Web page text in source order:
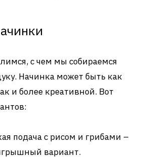
с чем мы собираемся
Начинка может быть как
и более креативной. Вот
подача с рисом и грибами –
вариант.